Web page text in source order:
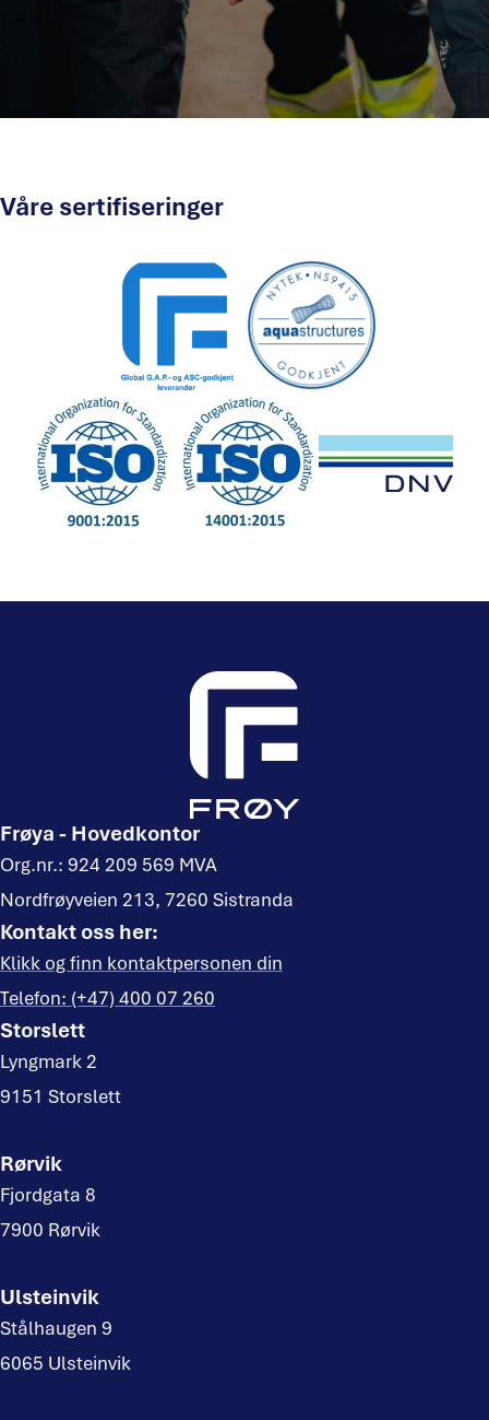
Våre sertifiseringer
Frøya - Hovedkontor
Org.nr.: 924 209 569 MVA
Nordfrøyveien 213, 7260 Sistranda
Kontakt oss her:
Klikk og finn kontaktpersonen din
Telefon: (+47) 400 07 260
Storslett
Lyngmark 2
9151 Storslett
Rørvik
Fjordgata 8
7900 Rørvik
Ulsteinvik
Stålhaugen 9
6065 Ulsteinvik